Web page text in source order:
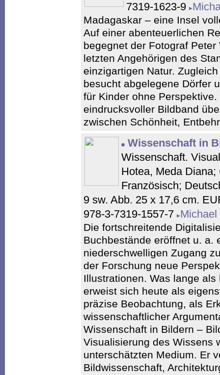
7319-1623-9
Madagaskar – eine Insel
Auf einer abenteuerlichen
begegnet der Fotograf
letzten Angehörigen des
einzigartigen Natur.
besucht abgelegene Dörfer
für Kinder ohne
eindrucksvoller Bildband
zwischen Schönheit,
Wissenschaft in
Wissenschaft.
Hotea, Meda
Französisch;
9 sw. Abb. 25 x 17,6 cm.
978-3-7319-1557-7 Michael
Die fortschreitende
Buchbestände eröffnet u. a.
niederschwelligen Zugang
der Forschung neue
Illustrationen. Was lange
erweist sich heute als
präzise Beobachtung, als
wissenschaftlicher
Wissenschaft in Bildern –
Visualisierung des Wissens
unterschätzten Medium. Er
Bildwissenschaft,